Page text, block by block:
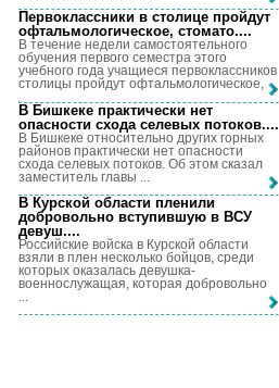
Первоклассники в столице пройдут
офтальмологическое, стомато....
В течение недели самостоятельного
обучения первого семестра этого
учебного года учащиеся первоклассников
столицы пройдут офтальмологическое, ...
В Бишкеке практически нет
опасности схода селевых потоков....
В Бишкеке относительно других горных
районов практически нет опасности
схода селевых потоков. Об этом сказал
заместитель главы ...
В Курской области пленили
добровольно вступившую в ВСУ
девуш....
Российские войска в Курской области
взяли в плен несколько бойцов, среди
которых оказалась девушка-
военнослужащая, которая добровольно
...